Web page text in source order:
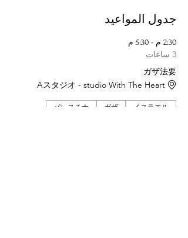
جدول المواعيد
2:30 م - 5:30 م
3 ساعات
ガザ法要
Aスタジオ - studio With The Heart
イスラエル
ガザ
パレスチナ